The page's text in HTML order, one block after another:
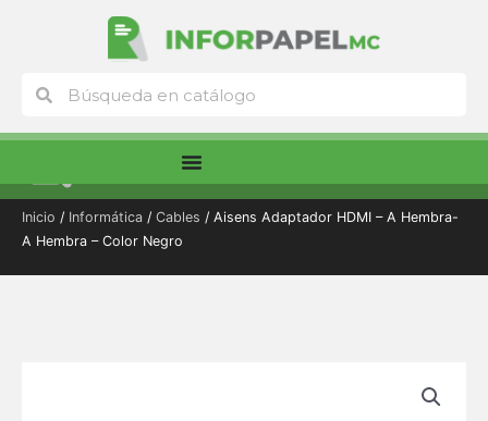
Buscar
Inicio / Informática / Cables / Aisens Adaptador HDMI – A Hembra-
A Hembra – Color Negro